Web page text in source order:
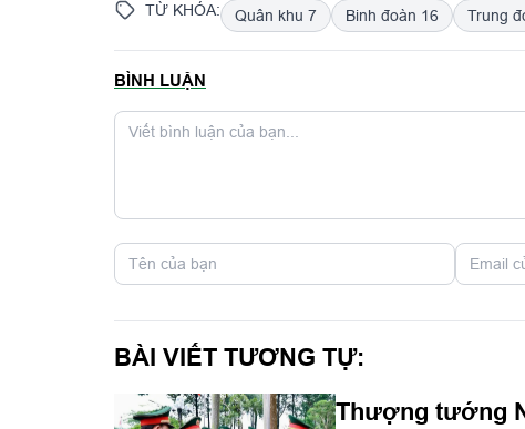
TỪ KHÓA: Quân khu 7 Binh đoàn 16 Trung
BÌNH LUẬN
BÀI VIẾT TƯƠNG TỰ:
Thượng tướng